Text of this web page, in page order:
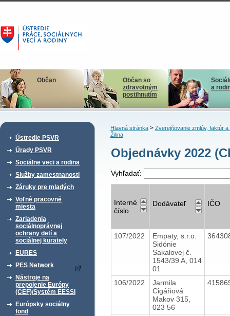
Občan
Občan so
zdravotným
postihnutím
a
Ústredie PSVR
Úrady PSVR
Sociálne veci a rodina
Služby zamestnanosti
Záruky pre mladých
Voľné pracovné
miesta
Zariadenia
sociálnoprávnej
ochrany detí a
sociálnej kurately
EURES
PES Network
Nástroje na
prepojenie Európy
(CEF)/Systém EESSI
Európsky sociálny
fond
Hlavná stránka> Zverejňovanie zmlúv, faktúr a
Žilina
Objednávky 2022
Vyhľadať:
Interné
číslo
Dodávateľ IČO
107/2022
Empaty, s.r.o.
Sidónie
Sakalovej č.
1543/39 A, 014
01
106/2022
Jarmila
Cigáňová
Makov 315,
023 56